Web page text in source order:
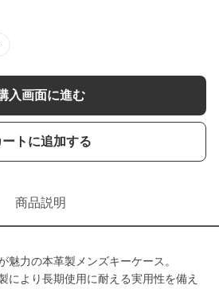
入画面に進む
ートに追加する
商品説明
魅力の本革製メンズキーケース。
により長期使用に耐える実用性を備え